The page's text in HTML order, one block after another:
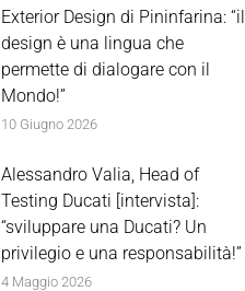
Exterior Design di Pininfarina: “il
design è una lingua che
permette di dialogare con il
Mondo!”
10 Giugno 2026
Alessandro Valia, Head of
Testing Ducati [intervista]:
“sviluppare una Ducati? Un
privilegio e una responsabilità!”
4 Maggio 2026